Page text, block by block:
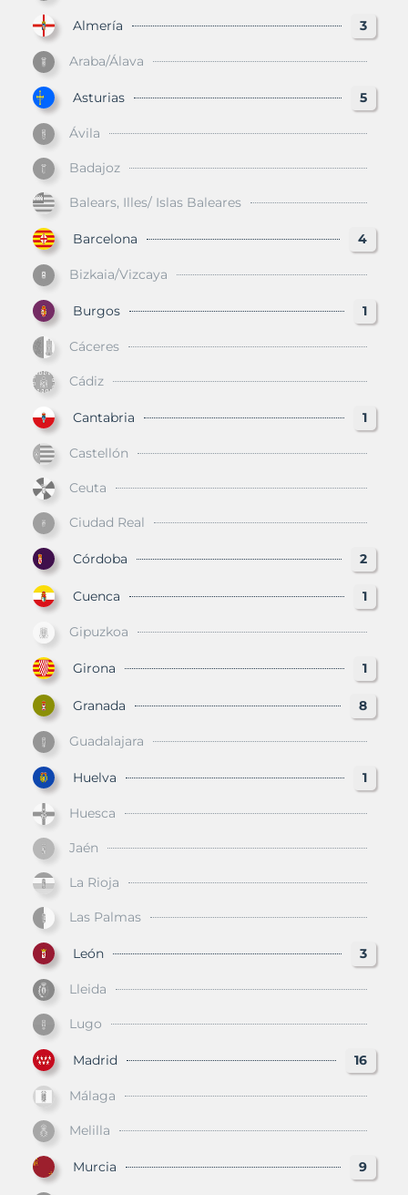
Almería 3
Araba/Álava
Asturias 5
Ávila
Badajoz
Balears, Illes/ Islas Baleares
Barcelona 4
Bizkaia/Vizcaya
Burgos 1
Cáceres
Cádiz
Cantabria 1
Castellón
Ceuta
Ciudad Real
Córdoba 2
Cuenca 1
Gipuzkoa
Girona 1
Granada 8
Guadalajara
Huelva 1
Huesca
Jaén
La Rioja
Las Palmas
León 3
Lleida
Lugo
Madrid 16
Málaga
Melilla
Murcia 9